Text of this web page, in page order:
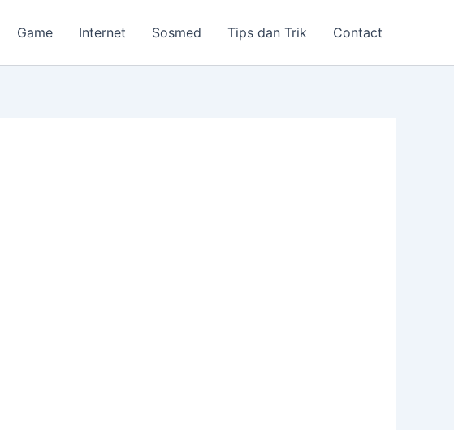
Game Internet Sosmed Tips dan Trik Contact